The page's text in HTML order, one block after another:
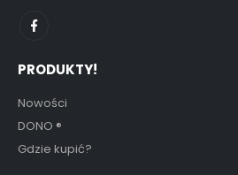
PRODUKTY!
Nowości
DONO ®
Gdzie kupić?